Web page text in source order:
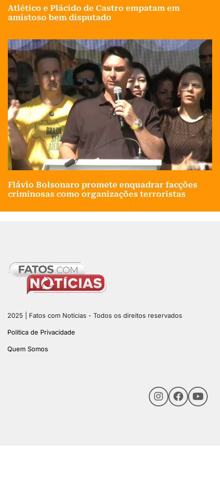
Atlético e Plácido de Castro empatam em
amistoso bem disputado
Flávio Bolsonaro promete enquadrar facções
criminosas como organizações terroristas
2025 | Fatos com Notícias - Todos os direitos reservados
Política de Privacidade
Quem Somos